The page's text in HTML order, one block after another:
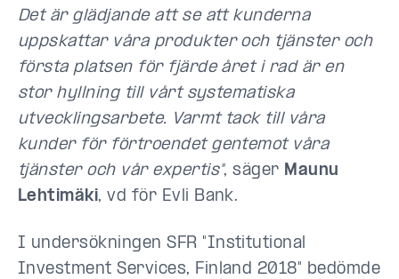
Det är glädjande att se att kunderna
uppskattar våra produkter och tjänster och
första platsen för fjärde året i rad är en
stor hyllning till vårt systematiska
utvecklingsarbete. Varmt tack till våra
kunder för förtroendet gentemot våra
tjänster och vår expertis", säger Maunu
Lehtimäki, vd för Evli Bank.
I undersökningen SFR "Institutional
Investment Services, Finland 2018" bedömde